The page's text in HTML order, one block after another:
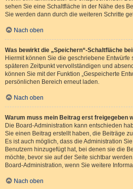
sehen Sie eine Schaltfläche in der Nähe des
Sie werden dann durch die weiteren Schritte
Nach oben
Was bewirkt die „Speichern“-Schaltfläche
Hiermit können Sie die geschriebene Entwürfe
späteren Zeitpunkt vervollständigen und
können Sie mit der Funktion „Gespeicherte
persönlichen Bereich erneut laden.
Nach oben
Warum muss mein Beitrag erst freigegeben
Die Board-Administration kann entschieden
Sie einen Beitrag erstellt haben, die Beiträge
Es ist auch möglich, dass die Administration
Benutzern hinzugefügt hat, bei denen sie die
möchte, bevor sie auf der Seite sichtbar
Board-Administration, wenn Sie weitere
Nach oben